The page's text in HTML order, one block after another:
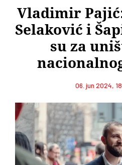
Vladimir
Selaković i
su za
06. jun 2024,